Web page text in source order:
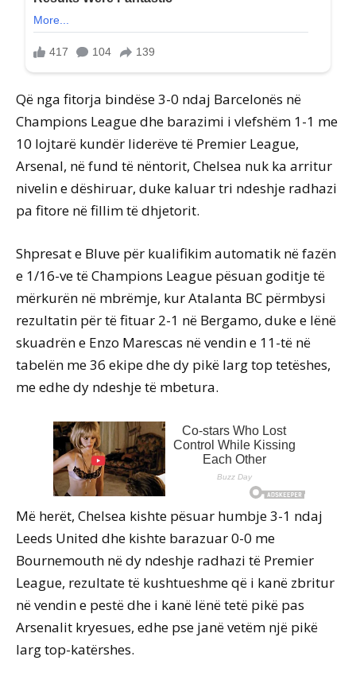
Që nga fitorja bindëse 3-0 ndaj Barcelonës në
Champions League dhe barazimi i vlefshëm 1-1 me
10 lojtarë kundër liderëve të Premier League,
Arsenal, në fund të nëntorit, Chelsea nuk ka arritur
nivelin e dëshiruar, duke kaluar tri ndeshje radhazi
pa fitore në fillim të dhjetorit.
Shpresat e Bluve për kualifikim automatik në fazën
e 1/16-ve të Champions League pësuan goditje të
mërkurën në mbrëmje, kur Atalanta BC përmbysi
rezultatin për të fituar 2-1 në Bergamo, duke e lënë
skuadrën e Enzo Marescas në vendin e 11-të në
tabelën me 36 ekipe dhe dy pikë larg top tetëshes,
me edhe dy ndeshje të mbetura.
Më herët, Chelsea kishte pësuar humbje 3-1 ndaj
Leeds United dhe kishte barazuar 0-0 me
Bournemouth në dy ndeshje radhazi të Premier
League, rezultate të kushtueshme që i kanë zbritur
në vendin e pestë dhe i kanë lënë tetë pikë pas
Arsenalit kryesues, edhe pse janë vetëm një pikë
larg top-katërshes.